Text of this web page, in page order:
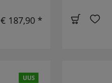
€ 187,90 *
UUS